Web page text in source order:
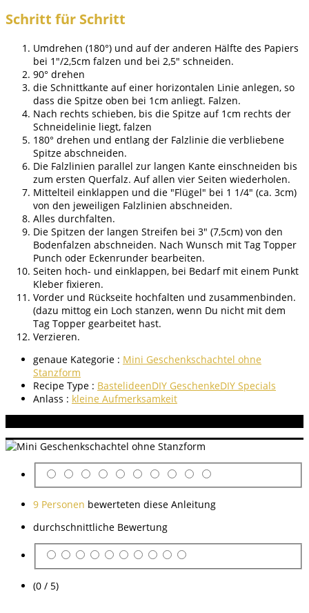
Schritt für Schritt
Umdrehen (180°) und auf der anderen Hälfte des Papiers
bei 1"/2,5cm falzen und bei 2,5" schneiden.
90° drehen
die Schnittkante auf einer horizontalen Linie anlegen, so
dass die Spitze oben bei 1cm anliegt. Falzen.
Nach rechts schieben, bis die Spitze auf 1cm rechts der
Schneidelinie liegt, falzen
180° drehen und entlang der Falzlinie die verbliebene
Spitze abschneiden.
Die Falzlinien parallel zur langen Kante einschneiden bis
zum ersten Querfalz. Auf allen vier Seiten wiederholen.
Mittelteil einklappen und die "Flügel" bei 1 1/4" (ca. 3cm)
von den jeweiligen Falzlinien abschneiden.
Alles durchfalten.
Die Spitzen der langen Streifen bei 3" (7,5cm) von den
Bodenfalzen abschneiden. Nach Wunsch mit Tag Topper
Punch oder Eckenrunder bearbeiten.
Seiten hoch- und einklappen, bei Bedarf mit einem Punkt
Kleber fixieren.
Vorder und Rückseite hochfalten und zusammenbinden.
(dazu mittog ein Loch stanzen, wenn Du nicht mit dem
Tag Topper gearbeitet hast.
Verzieren.
genaue Kategorie : Mini Geschenkschachtel ohne
Stanzform
Recipe Type : BastelideenDIY GeschenkeDIY Specials
Anlass : kleine Aufmerksamkeit
9 Personen bewerteten diese Anleitung
durchschnittliche Bewertung
(0 / 5)